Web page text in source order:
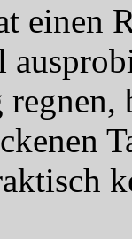
einen